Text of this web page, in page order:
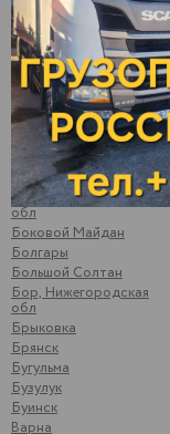
Балаково
Балахна
Балезино
Балтаси
Батайск
Батово
Бахтеевка Ульяновская
обл
Бобылевка
Саратовская обл
Богатое Самарская
обл
Боковой Майдан
Болгары
Большой Солтан
Бор, Нижегородская
обл
Брыковка
Брянск
Бугульма
Бузулук
Буинск
Варна